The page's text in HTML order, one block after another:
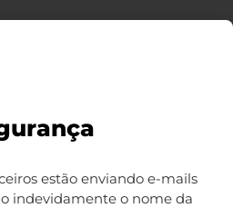
estão enviando e-mails
indevidamente o nome da